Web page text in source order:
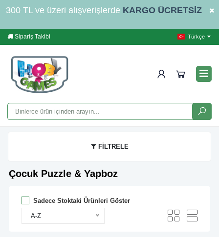
300 TL ve üzeri alışverişlerde KARGO ÜCRETSİZ
Sipariş Takibi Türkçe
FİLTRELE
Çocuk Puzzle & Yapboz
Sadece Stoktaki Ürünleri Göster
A-Z